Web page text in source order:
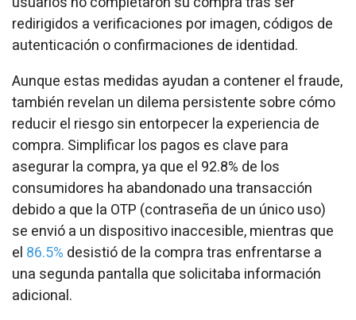
redirigidos a verificaciones por imagen, códigos de
autenticación o confirmaciones de identidad.
Aunque estas medidas ayudan a contener el fraude,
también revelan un dilema persistente sobre cómo
reducir el riesgo sin entorpecer la experiencia de
compra. Simplificar los pagos es clave para
asegurar la compra, ya que el 92.8% de los
consumidores ha abandonado una transacción
debido a que la OTP (contraseña de un único uso)
se envió a un dispositivo inaccesible, mientras que
el 86.5% desistió de la compra tras enfrentarse a
una segunda pantalla que solicitaba información
adicional.